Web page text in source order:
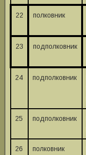
22 полковник
23 подполковник
24 подполковник
25 подполковник
26 полковник